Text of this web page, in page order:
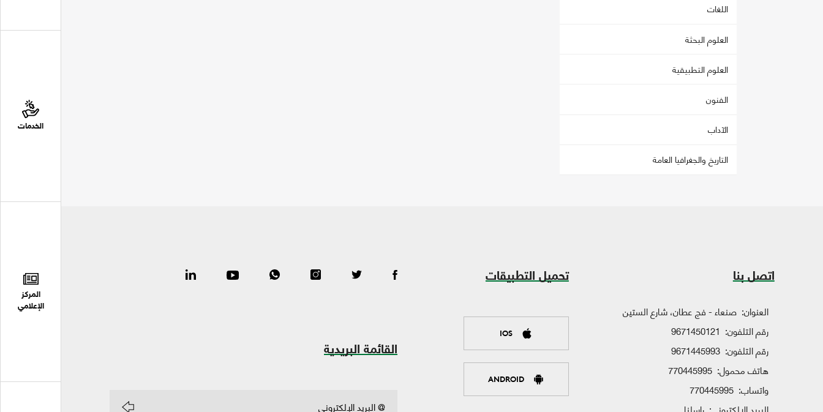
الخدمات
المركز
الإعلامي
اللغات
العلوم البحثة
العلوم التطبيقية
الفنون
الآداب
التاريخ والجغرافيا العامة
اتصل بنا
العنوان: صنعاء - فج عطان، شارع الستين
رقم التلفون: 9671450121
رقم التلفون: 9671445993
هاتف محمول: 770445995
واتساب: 770445995
تحميل التطبيقات
IOS
ANDROID
القائمة البريدية